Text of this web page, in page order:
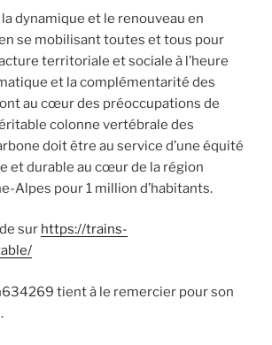
dynamique et le renouveau en
se mobilisant toutes et tous pour
territoriale et sociale à l’heure
et la complémentarité des
au cœur des préoccupations de
colonne vertébrale des
doit être au service d’une équité
et durable au cœur de la région
Alpes pour 1 million d’habitants.
sur https://trains-
tient à le remercier pour son